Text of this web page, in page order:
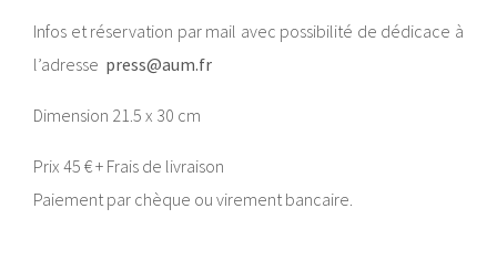
Infos et réservation par mail avec possibilité de dédicace à
l’adresse press@aum.fr
Dimension 21.5 x 30 cm
Prix 45 € + Frais de livraison
Paiement par chèque ou virement bancaire.